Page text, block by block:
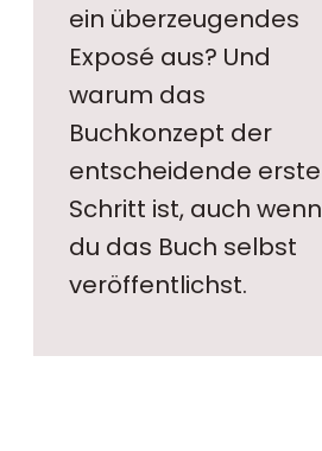
ein überzeugendes
Exposé aus? Und
warum das
Buchkonzept der
entscheidende erste
Schritt ist, auch wenn
du das Buch selbst
veröffentlichst.